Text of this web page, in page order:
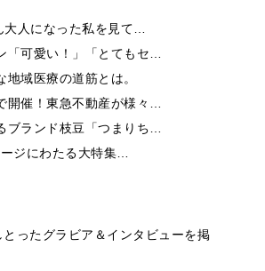
人になった私を見て…
「可愛い！」「とてもセ…
域医療の道筋とは。
開催！東急不動産が様々…
ブランド枝豆「つまりち…
ジにわたる大特集…
ったグラビア＆インタビューを掲